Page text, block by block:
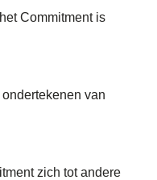
Commitment is
van
zich tot andere